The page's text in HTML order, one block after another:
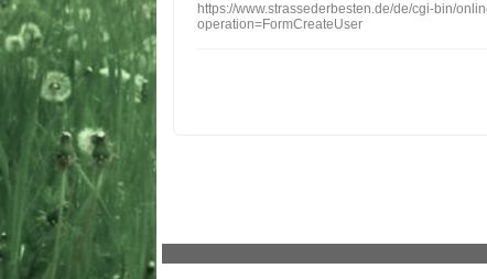
https://www.strassederbesten.de/de/cgi-bin/
operation=FormCreateUser